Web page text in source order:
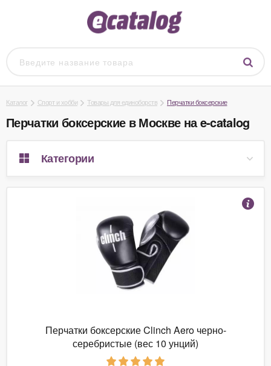
Каталог Спорт и хобби Товары для единоборств Перчатки боксерские
Перчатки боксерские в Москве на e-catalog
Категории
Перчатки боксерские Clinch Aero черно-
серебристые (вес 10 унций)